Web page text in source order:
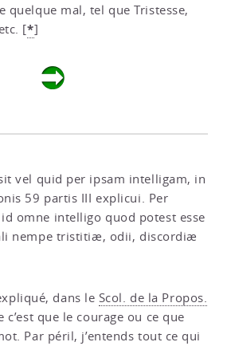
quelque mal, tel que Tristesse,
[*]
vel quid per ipsam intelligam, in
59 partis III explicui. Per
omne intelligo quod potest esse
nempe tristitiæ, odii, discordiæ
dans le Scol. de la Propos.
c’est que le courage ou ce que
Par péril, j’entends tout ce qui